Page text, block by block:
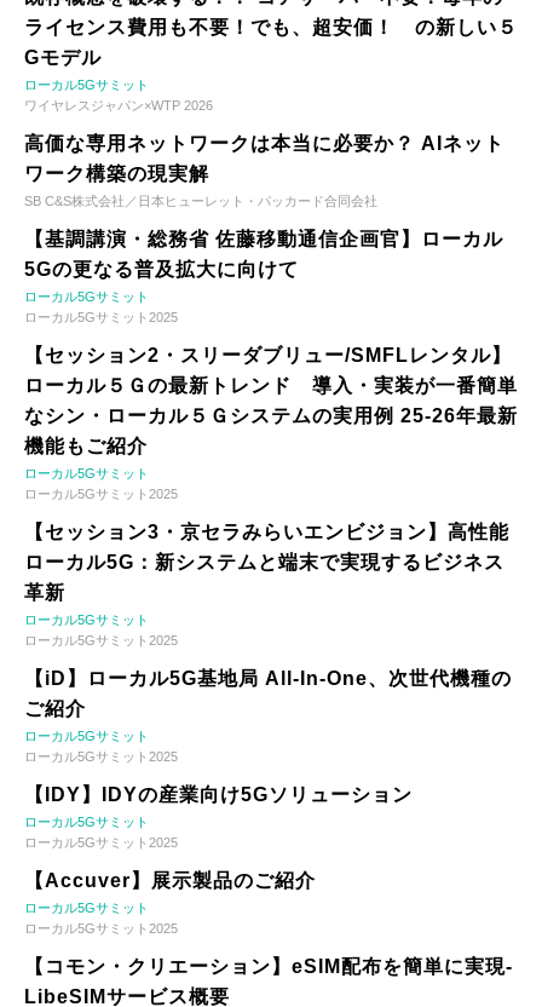
ライセンス費用も不要！でも、超安価！ の新しい５
Gモデル
ローカル5Gサミット
ワイヤレスジャパン×WTP 2026
高価な専用ネットワークは本当に必要か？ AIネット
ワーク構築の現実解
SB C&S株式会社／日本ヒューレット・パッカード合同会社
【基調講演・総務省 佐藤移動通信企画官】ローカル
5Gの更なる普及拡大に向けて
ローカル5Gサミット
ローカル5Gサミット2025
【セッション2・スリーダブリュー/SMFLレンタル】
ローカル５Ｇの最新トレンド 導入・実装が一番簡単
なシン・ローカル５Ｇシステムの実用例 25-26年最新
機能もご紹介
ローカル5Gサミット
ローカル5Gサミット2025
【セッション3・京セラみらいエンビジョン】高性能
ローカル5G：新システムと端末で実現するビジネス
革新
ローカル5Gサミット
ローカル5Gサミット2025
【iD】ローカル5G基地局 All-In-One、次世代機種の
ご紹介
ローカル5Gサミット
ローカル5Gサミット2025
【IDY】IDYの産業向け5Gソリューション
ローカル5Gサミット
ローカル5Gサミット2025
【Accuver】展示製品のご紹介
ローカル5Gサミット
ローカル5Gサミット2025
【コモン・クリエーション】eSIM配布を簡単に実現-
LibeSIMサービス概要